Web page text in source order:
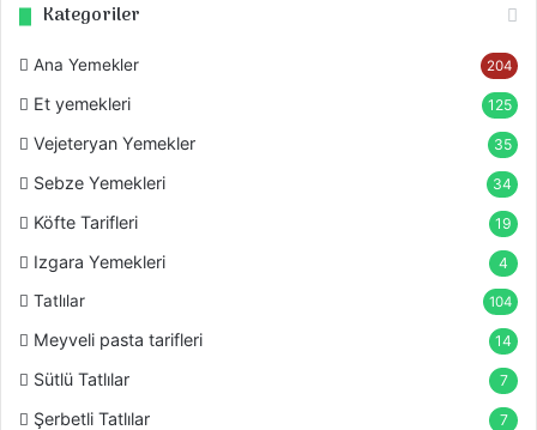
Kategoriler
Ana Yemekler 204
Et yemekleri 125
Vejeteryan Yemekler 35
Sebze Yemekleri 34
Köfte Tarifleri 19
Izgara Yemekleri 4
Tatlılar 104
Meyveli pasta tarifleri 14
Sütlü Tatlılar 7
Şerbetli Tatlılar 7